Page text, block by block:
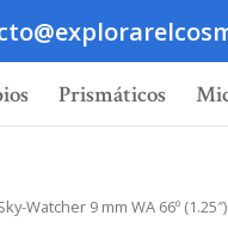
Prismáticos
Watcher 9 mm WA 66º (1.25″)